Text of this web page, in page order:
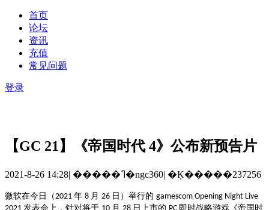
首页
论坛
资讯
充值
常见问题
登录
【GC 21】《帝国时代 4》公布新预告片
2021-8-26 14:28| �����ߣ�ngc360| �Ķ�����237256
微软在今日（2021 年 8 月 26 日）举行的 gamescom Opening Night Live
发表会上，针对将于 月 日上市的 即时战略游戏《帝国时